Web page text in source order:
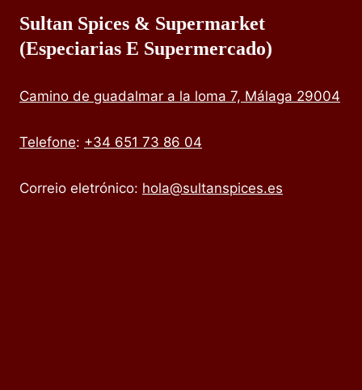
Sultan Spices & Supermarket
(especiarias E Supermercado)
Camino de guadalmar a la loma 7, Málaga 29004
Telefone: +34 651 73 86 04
Correio eletrónico: hola@sultanspices.es